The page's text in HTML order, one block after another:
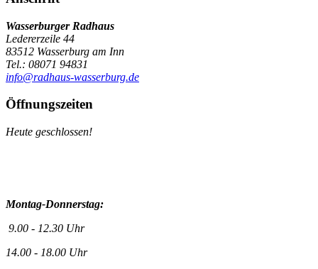
Wasserburger Radhaus
Ledererzeile 44
83512 Wasserburg am Inn
Tel.: 08071 94831
info@radhaus-wasserburg.de
Öffnungszeiten
Heute geschlossen!
Montag-Donnerstag:
9.00 - 12.30 Uhr
14.00 - 18.00 Uhr